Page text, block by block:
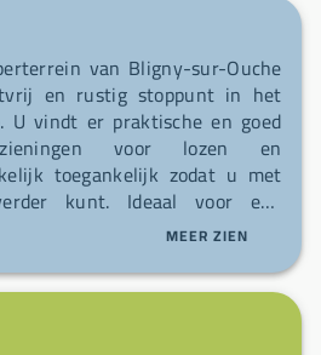
van Bligny-sur-Ouche
en rustig stoppunt in het
U vindt er praktische en goed
voor lozen en
toegankelijk zodat u met
kunt. Ideaal voor een
omgeving gaat verkennen of
MEER ZIEN